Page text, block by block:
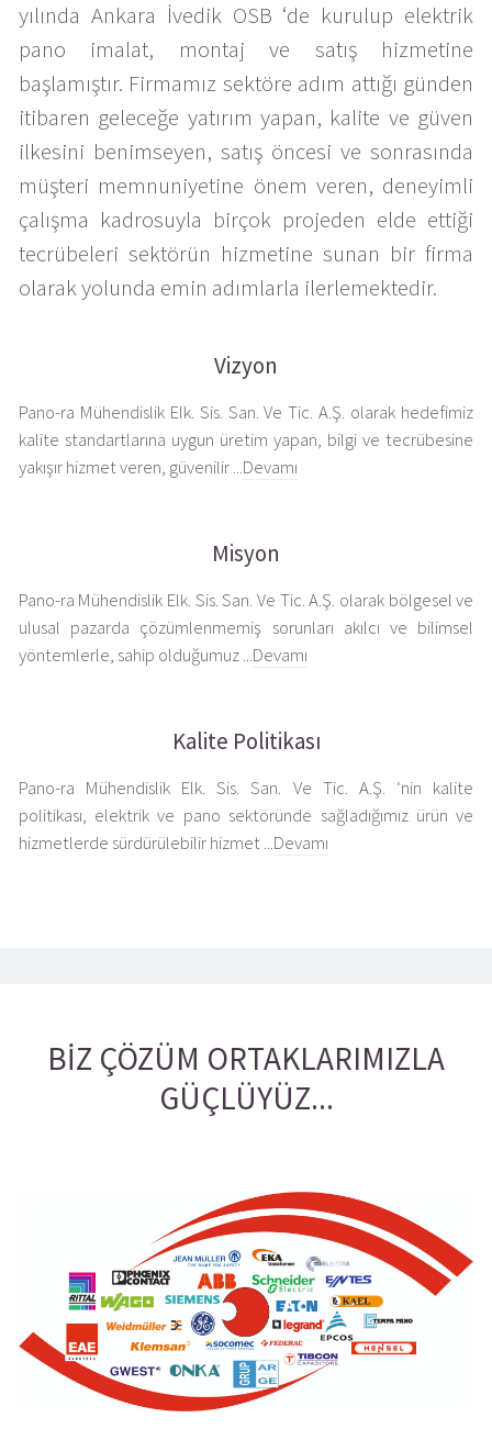
yılında Ankara İvedik OSB ‘de kurulup elektrik
pano imalat, montaj ve satış hizmetine
başlamıştır. Firmamız sektöre adım attığı günden
itibaren geleceğe yatırım yapan, kalite ve güven
ilkesini benimseyen, satış öncesi ve sonrasında
müşteri memnuniyetine önem veren, deneyimli
çalışma kadrosuyla birçok projeden elde ettiği
tecrübeleri sektörün hizmetine sunan bir firma
olarak yolunda emin adımlarla ilerlemektedir.
Vizyon
Pano-ra Mühendislik Elk. Sis. San. Ve Tic. A.Ş. olarak hedefimiz
kalite standartlarına uygun üretim yapan, bilgi ve tecrübesine
yakışır hizmet veren, güvenilir ...Devamı
Misyon
Pano-ra Mühendislik Elk. Sis. San. Ve Tic. A.Ş. olarak bölgesel ve
ulusal pazarda çözümlenmemiş sorunları akılcı ve bilimsel
yöntemlerle, sahip olduğumuz ...Devamı
Kalite Politikası
Pano-ra Mühendislik Elk. Sis. San. Ve Tic. A.Ş. ‘nin kalite
politikası, elektrik ve pano sektöründe sağladığımız ürün ve
hizmetlerde sürdürülebilir hizmet ...Devamı
BİZ ÇÖZÜM ORTAKLARIMIZLA
GÜÇLÜYÜZ...